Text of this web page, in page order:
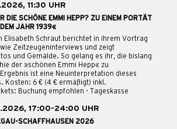
11:30 UHR
DIE SCHÖNE EMMI HEPP? ZU EINEM PORTÄT
JAHR 1939«
Elisabeth Schraut berichtet in ihrem Vortrag
Zeitzeugeninterviews und zeigt
und Gemälde. So gelang es ihr, die bislang
der »schönen Emmi Hepp« zu
ist eine Neuinterpretation dieses
Kosten: 6 € (4 € ermäßigt) inkl.
Buchung empfohlen · Tageskasse
17:00-24:00 UHR
SCHAFFHAUSEN 2026